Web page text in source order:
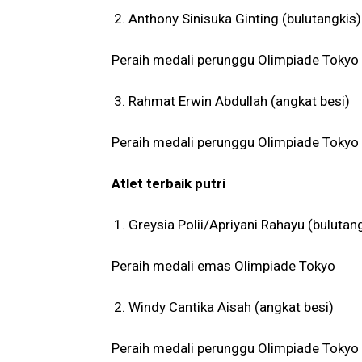
Anthony Sinisuka Ginting (bulutangkis)
Peraih medali perunggu Olimpiade Tokyo
Rahmat Erwin Abdullah (angkat besi)
Peraih medali perunggu Olimpiade Tokyo
Atlet terbaik putri
Greysia Polii/Apriyani Rahayu
Peraih medali emas Olimpiade Tokyo
Windy Cantika Aisah (angkat besi)
Peraih medali perunggu Olimpiade Tokyo